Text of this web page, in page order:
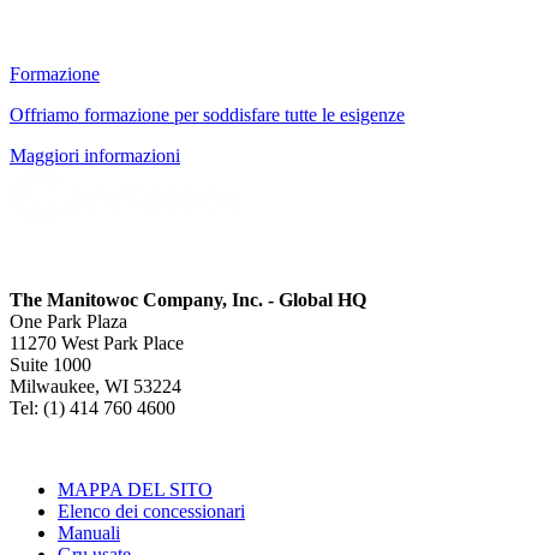
Formazione
Offriamo formazione per soddisfare tutte le esigenze
Maggiori informazioni
The Manitowoc Company, Inc. - Global HQ
One Park Plaza
11270 West Park Place
Suite 1000
Milwaukee, WI 53224
Tel: (1) 414 760 4600
MAPPA DEL SITO
Elenco dei concessionari
Manuali